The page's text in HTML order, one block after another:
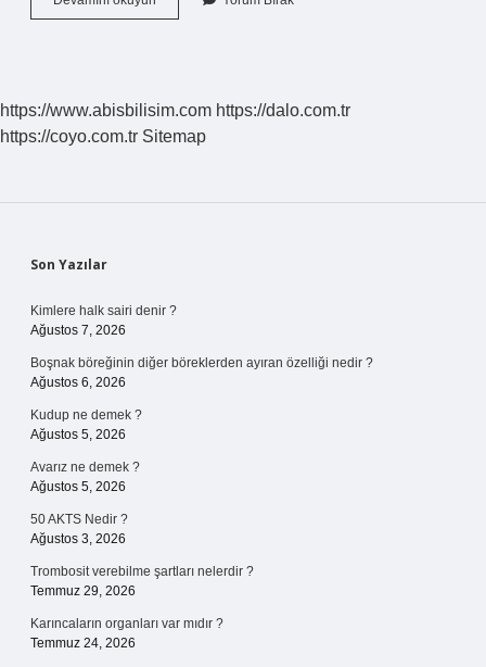
Bant
https://www.abisbilisim.com https://dalo.com.tr
https://coyo.com.tr Sitemap
Sidebar
Son Yazılar
Kimlere halk sairi denir ?
Ağustos 7, 2026
Boşnak böreğinin diğer böreklerden ayıran özelliği nedir ?
Ağustos 6, 2026
Kudup ne demek ?
Ağustos 5, 2026
Avarız ne demek ?
Ağustos 5, 2026
50 AKTS Nedir ?
Ağustos 3, 2026
Trombosit verebilme şartları nelerdir ?
Temmuz 29, 2026
Karıncaların organları var mıdır ?
Temmuz 24, 2026